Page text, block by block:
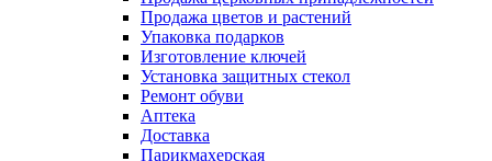
Продажа цветов и растений
Упаковка подарков
Изготовление ключей
Установка защитных стекол
Ремонт обуви
Аптека
Доставка
Парикмахерская